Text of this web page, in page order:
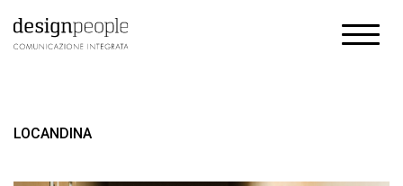
LOCANDINA